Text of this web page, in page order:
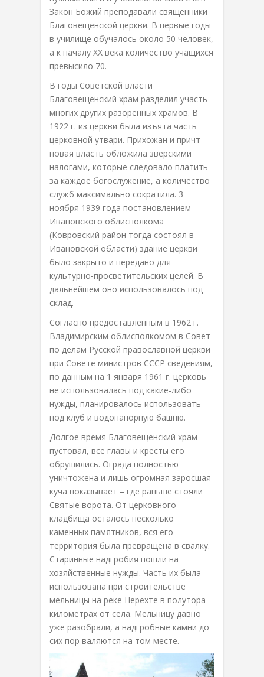
Закон Божий преподавали священники
Благовещенской церкви. В первые годы
в училище обучалось около 50 человек,
а к началу XX века количество учащихся
превысило 70.
В годы Советской власти
Благовещенский храм разделил участь
многих других разорённых храмов. В
1922 г. из церкви была изъята часть
церковной утвари. Прихожан и причт
новая власть обложила зверскими
налогами, которые следовало платить
за каждое богослужение, а количество
служб максимально сократила. 3
ноября 1939 года постановлением
Ивановского облисполкома
(Ковровский район тогда состоял в
Ивановской области) здание церкви
было закрыто и передано для
культурно-просветительских целей. В
дальнейшем оно использовалось под
склад.
Согласно предоставленным в 1962 г.
Владимирским облисполкомом в Совет
по делам Русской православной церкви
при Совете министров СССР сведениям,
по данным на 1 января 1961 г. церковь
не использовалась под какие-либо
нужды, планировалось использовать
под клуб и водонапорную башню.
Долгое время Благовещенский храм
пустовал, все главы и кресты его
обрушились. Ограда полностью
уничтожена и лишь огромная заросшая
куча показывает – где раньше стояли
Святые ворота. От церковного
кладбища осталось несколько
каменных памятников, вся его
территория была превращена в свалку.
Старинные надгробия пошли на
хозяйственные нужды. Часть их была
использована при строительстве
мельницы на реке Нерехте в полутора
километрах от села. Мельницу давно
уже разобрали, а надгробные камни до
сих пор валяются на том месте.